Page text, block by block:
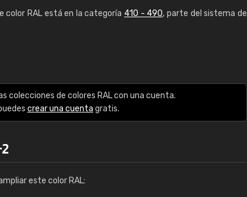
color RAL está en la categoría 410 - 490, parte del sistema de
colecciones de colores RAL con una cuenta.
crear una cuenta gratis.
este color RAL:
RAL K7 a base de agua